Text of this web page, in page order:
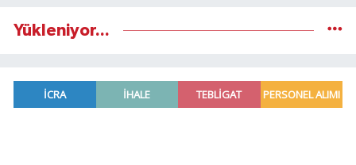
Yükleniyor...